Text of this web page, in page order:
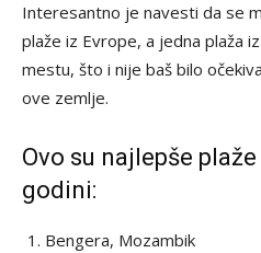
Interesantno je navesti da se
plaže iz Evrope, a jedna plaža
mestu, što i nije baš bilo
ove zemlje.
Ovo su najlepše
godini:
Bengera, Mozambik